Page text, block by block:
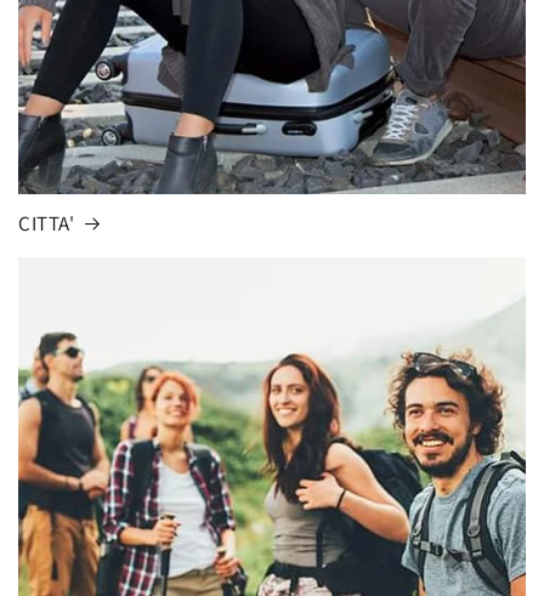
CITTA'